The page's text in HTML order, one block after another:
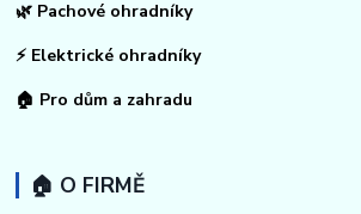
🌿 Pachové ohradníky
⚡ Elektrické ohradníky
🏠 Pro dům a zahradu
🏠 O FIRMĚ